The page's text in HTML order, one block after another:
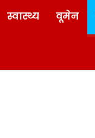
स्वास्थ्य वूमेन